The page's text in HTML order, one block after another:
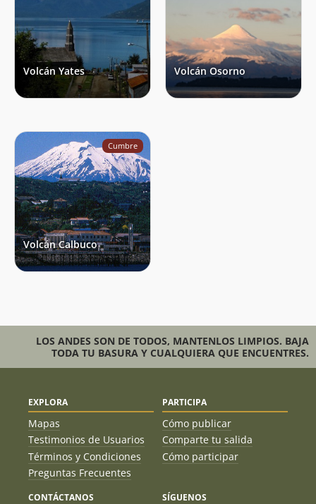
Volcán Yates Volcán Osorno
Cumbre
Volcán Calbuco
LOS ANDES SON DE TODOS, MANTENLOS LIMPIOS. BAJA
TODA TU BASURA Y CUALQUIERA QUE ENCUENTRES.
EXPLORA
Mapas
Testimonios de Usuarios
Términos y Condiciones
Preguntas Frecuentes
PARTICIPA
Cómo publicar
Comparte tu salida
Cómo participar
CONTÁCTANOS SÍGUENOS